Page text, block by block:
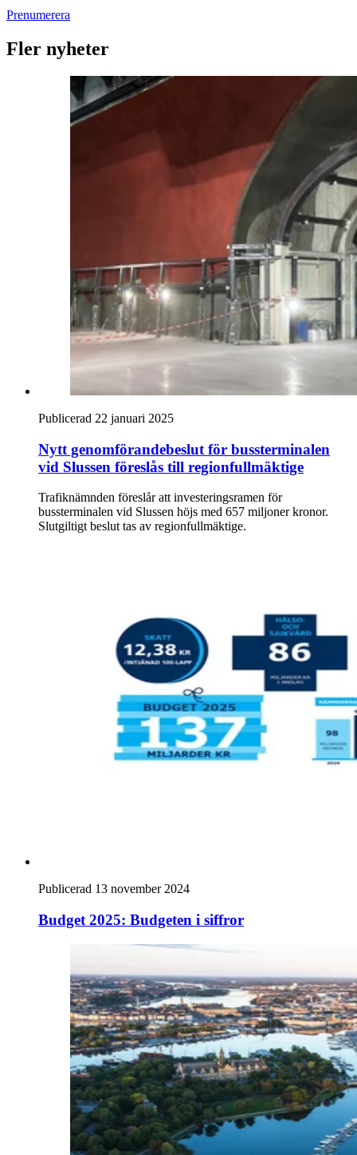
Prenumerera
Fler nyheter
Publicerad 22 januari 2025
Nytt genomförandebeslut för bussterminalen
vid Slussen föreslås till regionfullmäktige
Trafiknämnden föreslår att investeringsramen för
bussterminalen vid Slussen höjs med 657 miljoner kronor.
Slutgiltigt beslut tas av regionfullmäktige.
Publicerad 13 november 2024
Budget 2025: Budgeten i siffror